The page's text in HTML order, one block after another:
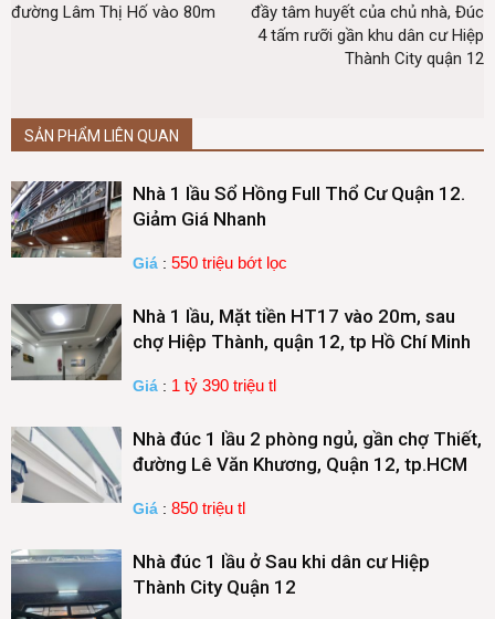
đường Lâm Thị Hố vào 80m
đầy tâm huyết của chủ nhà, Đúc
4 tấm rưỡi gần khu dân cư Hiệp
Thành City quận 12
SẢN PHẨM LIÊN QUAN
Nhà 1 lầu Sổ Hồng Full Thổ Cư Quận 12.
Giảm Giá Nhanh
Giá : 550 triệu bớt lọc
Nhà 1 lầu, Mặt tiền HT17 vào 20m, sau
chợ Hiệp Thành, quận 12, tp Hồ Chí Minh
Giá : 1 tỷ 390 triệu tl
Nhà đúc 1 lầu 2 phòng ngủ, gần chợ Thiết,
đường Lê Văn Khương, Quận 12, tp.HCM
Giá : 850 triệu tl
Nhà đúc 1 lầu ở Sau khi dân cư Hiệp
Thành City Quận 12